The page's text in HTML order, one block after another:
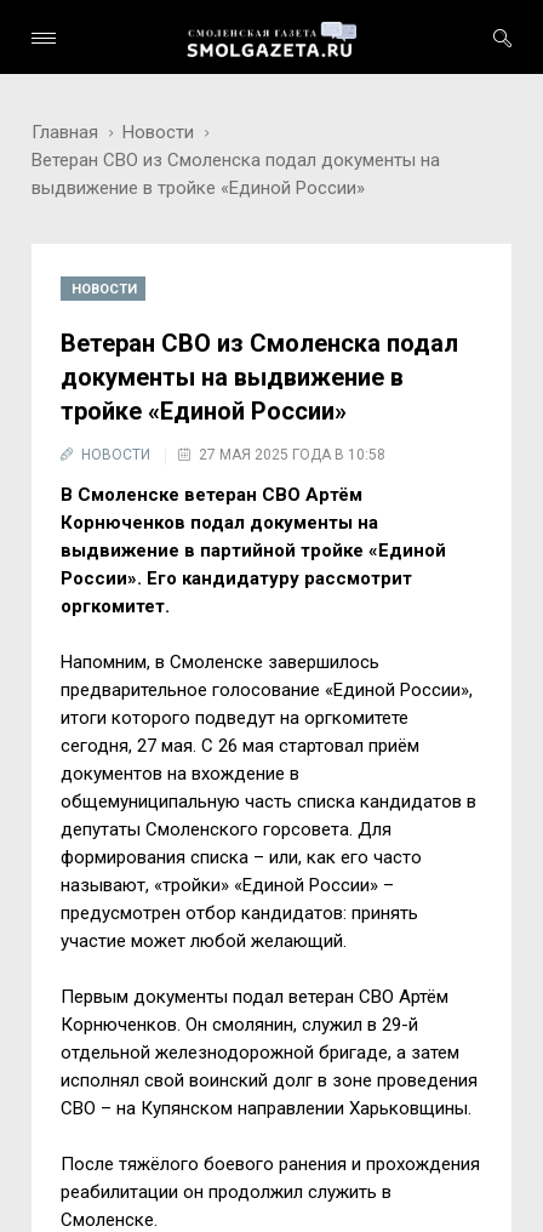
Главная
Новости
Ветеран СВО из Смоленска подал документы на
выдвижение в тройке «Единой России»
НОВОСТИ
Ветеран СВО из Смоленска подал
документы на выдвижение в
тройке «Единой России»
НОВОСТИ 27 МАЯ 2025 ГОДА В 10:58
В Смоленске ветеран СВО Артём
Корнюченков подал документы на
выдвижение в партийной тройке «Единой
России». Его кандидатуру рассмотрит
оргкомитет.
Напомним, в Смоленске завершилось
предварительное голосование «Единой России»,
итоги которого подведут на оргкомитете
сегодня, 27 мая. С 26 мая стартовал приём
документов на вхождение в
общемуниципальную часть списка кандидатов в
депутаты Смоленского горсовета. Для
формирования списка – или, как его часто
называют, «тройки» «Единой России» –
предусмотрен отбор кандидатов: принять
участие может любой желающий.
Первым документы подал ветеран СВО Артём
Корнюченков. Он смолянин, служил в 29-й
отдельной железнодорожной бригаде, а затем
исполнял свой воинский долг в зоне проведения
СВО – на Купянском направлении Харьковщины.
После тяжёлого боевого ранения и прохождения
реабилитации он продолжил служить в
Смоленске.